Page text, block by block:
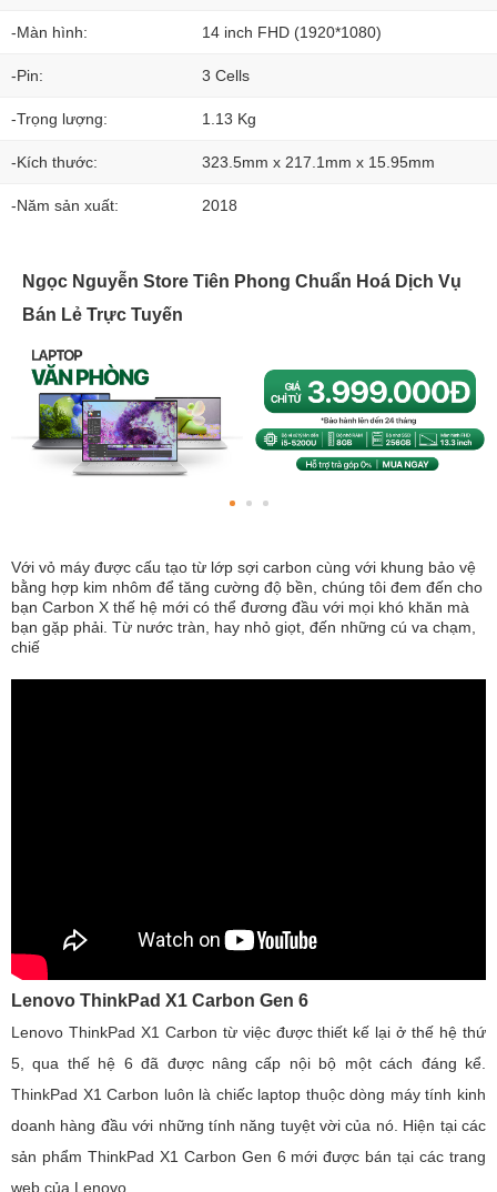
-Màn hình: 14 inch FHD (1920*1080)
-Pin: 3 Cells
-Trọng lượng: 1.13 Kg
-Kích thước: 323.5mm x 217.1mm x 15.95mm
-Năm sản xuất: 2018
Ngọc Nguyễn Store Tiên Phong Chuẩn Hoá Dịch Vụ
Bán Lẻ Trực Tuyến
Với vỏ máy được cấu tạo từ lớp sợi carbon cùng với khung bảo vệ
bằng hợp kim nhôm để tăng cường độ bền, chúng tôi đem đến cho
bạn Carbon X thế hệ mới có thể đương đầu với mọi khó khăn mà
bạn gặp phải. Từ nước tràn, hay nhỏ giọt, đến những cú va chạm,
chiế
Lenovo ThinkPad X1 Carbon Gen 6
Lenovo ThinkPad X1 Carbon từ việc được thiết kế lại ở thế hệ thứ
5, qua thế hệ 6 đã được nâng cấp nội bộ một cách đáng kể.
ThinkPad X1 Carbon luôn là chiếc laptop thuộc dòng máy tính kinh
doanh hàng đầu với những tính năng tuyệt vời của nó. Hiện tại các
sản phẩm ThinkPad X1 Carbon Gen 6 mới được bán tại các trang
web của Lenovo.